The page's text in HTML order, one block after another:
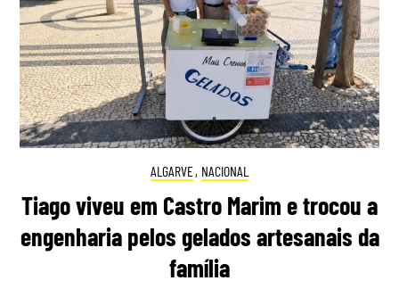
ALGARVE, NACIONAL
Tiago viveu em Castro Marim e trocou a
engenharia pelos gelados artesanais da
família